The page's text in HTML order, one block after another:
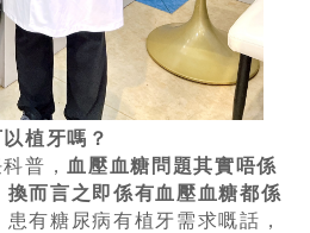
植牙嗎？
普， 血壓血糖問題其實唔係
而言之即係有血壓血糖都係
患有糖尿病有植牙需求嘅話，